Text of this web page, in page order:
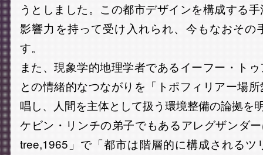
うとしました。この都市デザインを構成する
影響力を持って受け入れられ、今もなおその
す。
また、現象学的地理学者であるイーフー・ト
との情緒的なつながりを「トポフィリアー場
唱し、人間を主体として扱う環境整備の論拠を
ケビン・リンチの弟子でもあるアレグザンダ
tree,1965」で「都市は階層的に構成されるツ